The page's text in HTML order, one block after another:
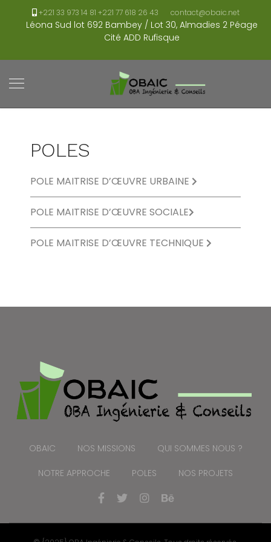
+221 33 973 14 81 +221 77 618 26 43 contact@obaic.net
Léona Sud lot 692 Bambey / Lot 30, Almadies 2 Péage
Cité ADD Rufisque
POLES
POLE MAITRISE D’ŒUVRE URBAINE
POLE MAITRISE D’ŒUVRE SOCIALE
POLE MAITRISE D’ŒUVRE TECHNIQUE
OBAIC NOS MISSIONS QUI SOMMES NOUS ?
NOTRE APPROCHE POLES NOS PROJETS